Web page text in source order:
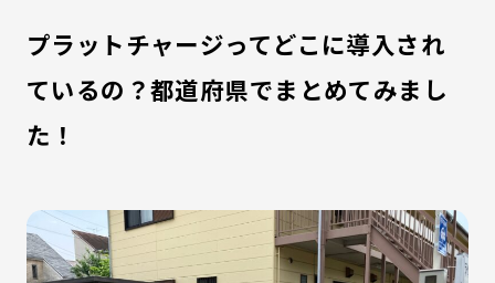
プラットチャージってどこに導入され
ているの？都道府県でまとめてみまし
た！